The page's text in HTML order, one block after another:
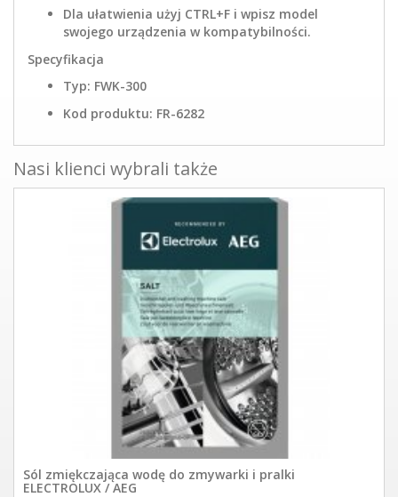
Dla ułatwienia użyj CTRL+F i wpisz model
swojego urządzenia w kompatybilności.
Specyfikacja
Typ: FWK-300
Kod produktu: FR-6282
Nasi klienci wybrali także
Sól zmiękczająca wodę do zmywarki i pralki
ELECTROLUX / AEG